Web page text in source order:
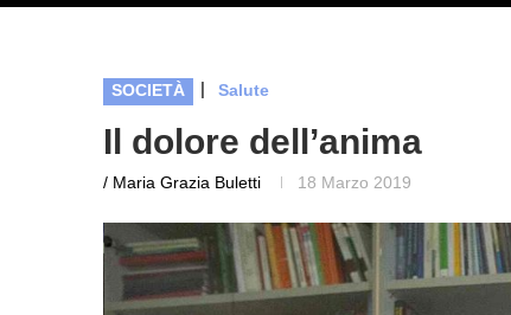
SOCIETÀ | Salute
Il dolore dell’anima
/ Maria Grazia Buletti 18 Marzo 2019